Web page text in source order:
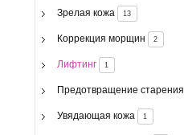
Зрелая кожа 13
Коррекция морщин 2
Лифтинг 1
Предотвращение старения
Увядающая кожа 1